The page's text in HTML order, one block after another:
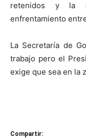
retenidos y la
enfrentamiento
La Secretaría de
trabajo pero el
exige que sea en la
Compartir: